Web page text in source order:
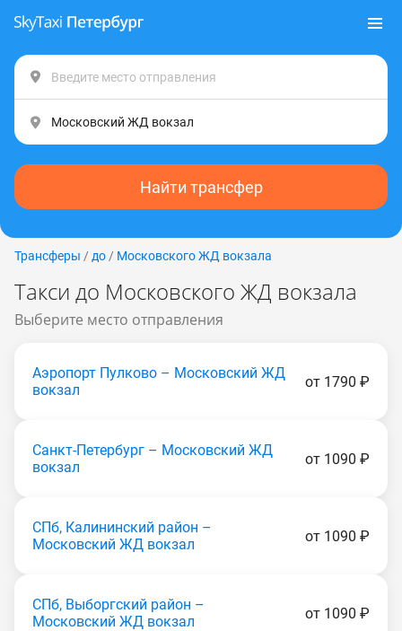
Найти трансфер
Трансферы / до / Московского ЖД вокзала
Такси до Московского ЖД вокзала
Выберите место отправления
Аэропорт Пулково – Московский ЖД
вокзал
от 1790 ₽
Санкт-Петербург – Московский ЖД
вокзал
от 1090 ₽
СПб, Калининский район –
Московский ЖД вокзал
от 1090 ₽
СПб, Выборгский район –
Московский ЖД вокзал
от 1090 ₽